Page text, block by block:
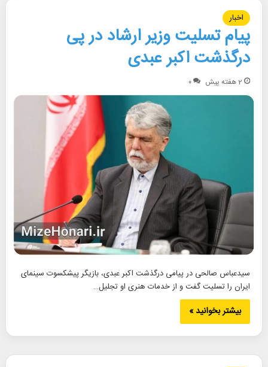
اخبار
پیام تسلیت وزیر ارشاد در پی
درگذشت اکبر عبدی
2 هفته پیش ۰
سیدعباس صالحی در پیامی درگذشت اکبر عبدی، بازیگر پیشکسوت سینمای
ایران را تسلیت گفت و از خدمات هنری او تجلیل…
بیشتر بخوانید »